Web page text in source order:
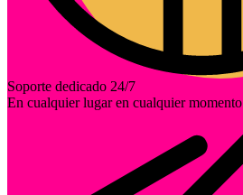
Soporte dedicado 24/7
En cualquier lugar en cualquier momento